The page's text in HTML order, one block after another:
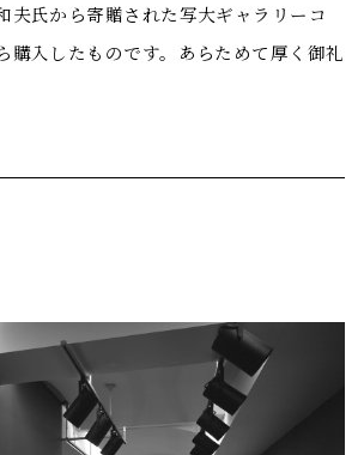
夫氏から寄贈された写大ギャラリーコ
購入したものです。あらためて厚く御礼